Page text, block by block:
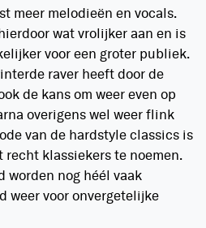
meer melodieën en vocals.
wat vrolijker aan en is
voor een groter publiek.
raver heeft door de
de kans om weer even op
overigens wel weer flink
van de hardstyle classics is
recht klassiekers te noemen.
worden nog héél vaak
weer voor onvergetelijke